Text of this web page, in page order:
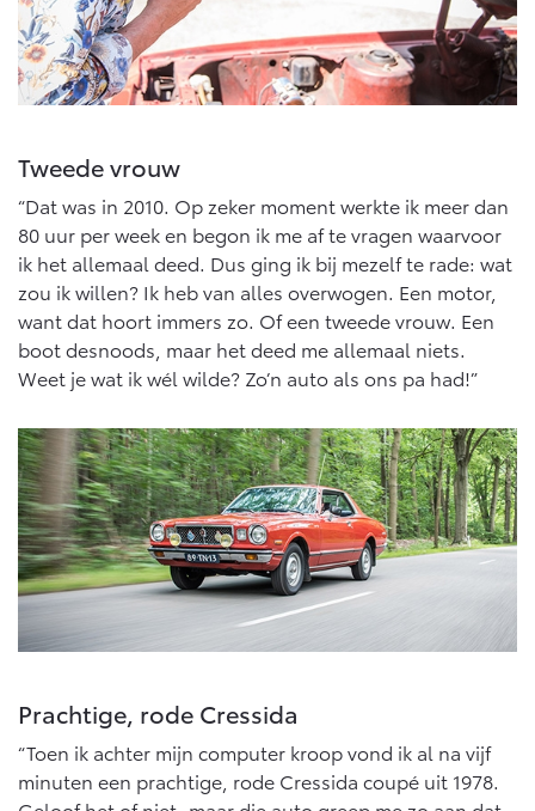
Tweede vrouw
“Dat was in 2010. Op zeker moment werkte ik meer dan
80 uur per week en begon ik me af te vragen waarvoor
ik het allemaal deed. Dus ging ik bij mezelf te rade: wat
zou ik willen? Ik heb van alles overwogen. Een motor,
want dat hoort immers zo. Of een tweede vrouw. Een
boot desnoods, maar het deed me allemaal niets.
Weet je wat ik wél wilde? Zo’n auto als ons pa had!”
Prachtige, rode Cressida
“Toen ik achter mijn computer kroop vond ik al na vijf
minuten een prachtige, rode Cressida coupé uit 1978.